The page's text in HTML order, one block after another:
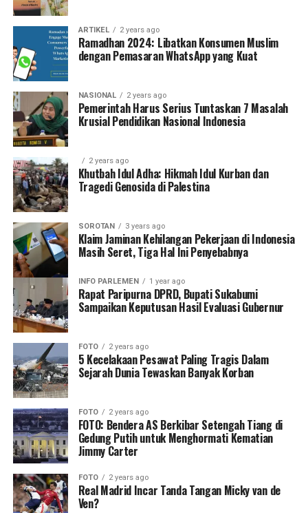
ARTIKEL 2 years ago
Ramadhan 2024: Libatkan Konsumen Muslim
dengan Pemasaran WhatsApp yang Kuat
NASIONAL 2 years ago
Pemerintah Harus Serius Tuntaskan 7 Masalah
Krusial Pendidikan Nasional Indonesia
2 years ago
Khutbah Idul Adha: Hikmah Idul Kurban dan
Tragedi Genosida di Palestina
SOROTAN 3 years ago
Klaim Jaminan Kehilangan Pekerjaan di Indonesia
Masih Seret, Tiga Hal Ini Penyebabnya
INFO PARLEMEN 1 year ago
Rapat Paripurna DPRD, Bupati Sukabumi
Sampaikan Keputusan Hasil Evaluasi Gubernur
FOTO 2 years ago
5 Kecelakaan Pesawat Paling Tragis Dalam
Sejarah Dunia Tewaskan Banyak Korban
FOTO 2 years ago
FOTO: Bendera AS Berkibar Setengah Tiang di
Gedung Putih untuk Menghormati Kematian
Jimmy Carter
FOTO 2 years ago
Real Madrid Incar Tanda Tangan Micky van de
Ven?